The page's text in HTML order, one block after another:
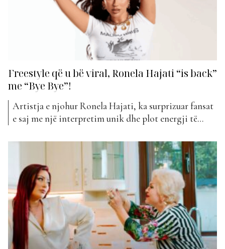
Freestyle që u bë viral, Ronela Hajati “is back”
me “Bye Bye”!
Artistja e njohur Ronela Hajati, ka surprizuar fansat
e saj me një interpretim unik dhe plot energji të
prezantua për herë të parë live gjatë një paraqitjeje
speciale në podcastin e Meriton Mjekiqit, duke
tërhequr menjëherë vëmendjen e publikut dhe...